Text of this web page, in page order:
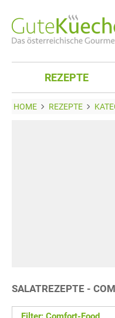
REZEPTE
HOME REZEPTE
SALATREZEPTE -